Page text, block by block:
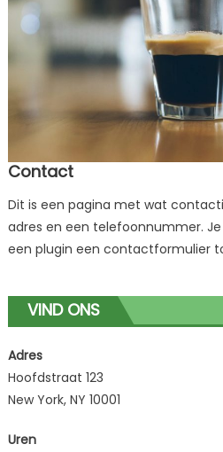
Contact
Dit is een pagina met wat
adres en een telefoonnummer.
een plugin een contactformulier
VIND ONS
Adres
Hoofdstraat 123
New York, NY 10001
Uren